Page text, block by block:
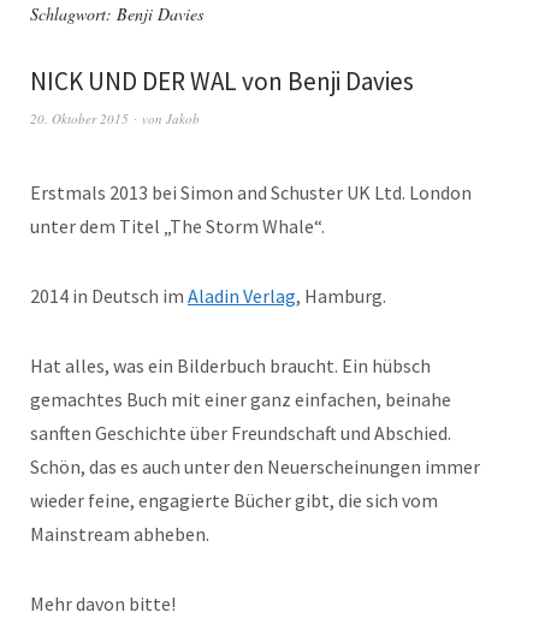
Schlagwort: Benji Davies
NICK UND DER WAL von Benji Davies
20. Oktober 2015 von Jakob
Erstmals 2013 bei Simon and Schuster UK Ltd. London
unter dem Titel „The Storm Whale“.
2014 in Deutsch im Aladin Verlag, Hamburg.
Hat alles, was ein Bilderbuch braucht. Ein hübsch
gemachtes Buch mit einer ganz einfachen, beinahe
sanften Geschichte über Freundschaft und Abschied.
Schön, das es auch unter den Neuerscheinungen immer
wieder feine, engagierte Bücher gibt, die sich vom
Mainstream abheben.
Mehr davon bitte!